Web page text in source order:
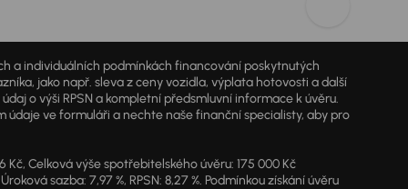
a individuálních podmínkách financování poskytnutých
jako např. sleva z ceny vozidla, výplata hotovosti a další
o výši RPSN a kompletní předsmluvní informace k úvěru.
údaje ve formuláři a nechte naše finanční specialisty, aby pro
Celková výše spotřebitelského úvěru: 175 000 Kč
sazba: 7,97 %, RPSN: 8,27 %. Podmínkou získání úvěru